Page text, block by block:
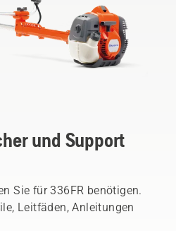
und Support
Sie für 336FR benötigen.
Leitfäden, Anleitungen